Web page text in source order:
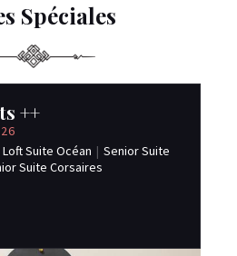
Spéciales
++
Loft Suite Océan | Senior Suite
Suite Corsaires